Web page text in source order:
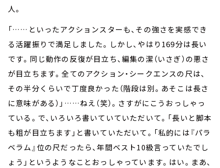
人。
「……といったアクションスターも、その強さを実感でき
る活躍振りで満足しました。しかし、やはり169分は長い
です。同じ動作の反復が目立ち、編集の潔（いさぎ）の悪さ
が目立ちます。全てのアクション・シークエンスの尺は、
その半分くらいで丁度良かった（階段は別。あそこは長さ
に意味がある）」……ねえ（笑）。さすがにこうおっしゃっ
ている。で、いろいろ書いていていただいて。「長いと脚本
も粗が目立ちます」と書いていただいて。「私的には『パラ
ベラム』位の尺だったら、年間ベスト10級言っていたでし
ょう」というようなことおっしゃっています。はい。まあ、